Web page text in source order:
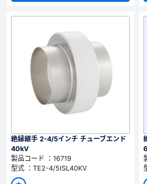
絶縁継手 2-4/5インチ チューブエンド
40kV
製品コード ：16719
型式 ：TE2-4/5ISL40KV